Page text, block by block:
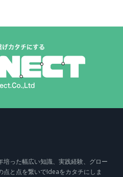
った幅広い知識、実践経験、グロー
と点を繋いでIdeaをカタチにしま